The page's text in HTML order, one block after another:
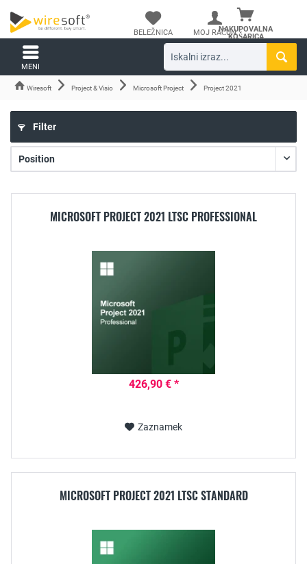
NAKUPOVALNA
KOŠARICA
BELEŽNICA MOJ RAČUN
MENI
Wiresoft Project & Visio Microsoft Project Project 2021
Filter
MICROSOFT PROJECT 2021 LTSC PROFESSIONAL
426,90 € *
Zaznamek
MICROSOFT PROJECT 2021 LTSC STANDARD